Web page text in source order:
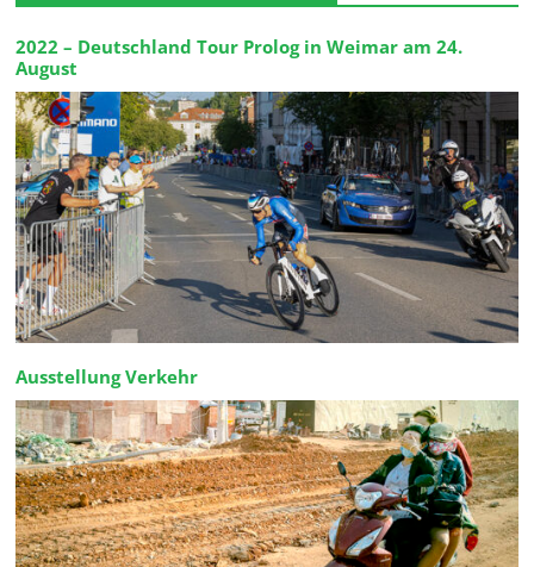
2022 – Deutschland Tour Prolog in Weimar am 24.
August
Ausstellung Verkehr